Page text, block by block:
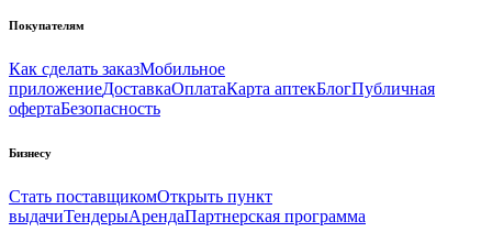
Покупателям
Как сделать заказМобильное
приложениеДоставкаОплатаКарта аптекБлогПубличная
офертаБезопасность
Бизнесу
Стать поставщикомОткрыть пункт
выдачиТендерыАрендаПартнерская программа